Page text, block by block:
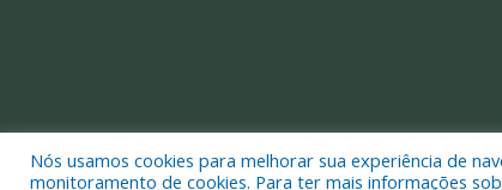
Todos os direitos reservados a Prefeitura
Nós usamos cookies para melhorar sua experiência de
monitoramento de cookies. Para ter mais informações